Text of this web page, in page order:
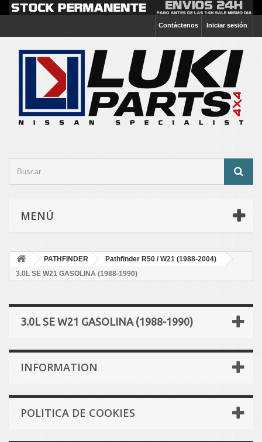
Iniciar sesión
Contáctenos
MENÚ
PATHFINDER
Pathfinder R50 / W21 (1988-2004)
3.0L SE W21 GASOLINA (1988-1990)
3.0L SE W21 GASOLINA (1988-1990)
INFORMATION
POLITICA DE COOKIES